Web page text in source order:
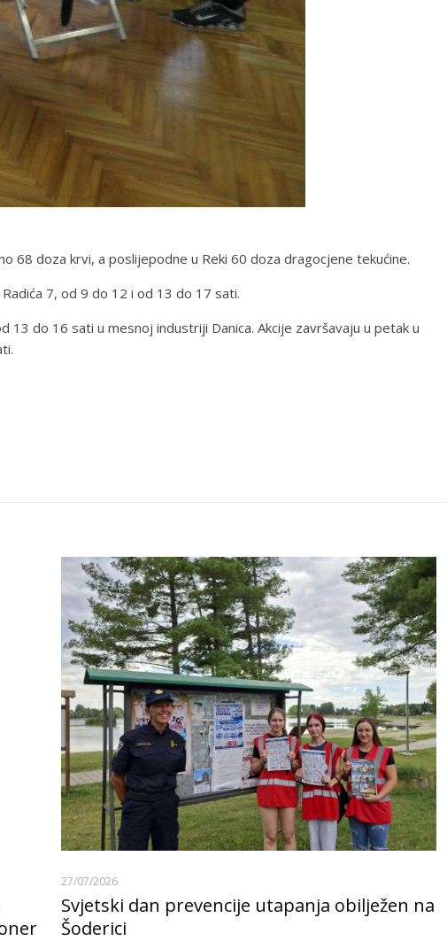
68 doza krvi, a poslijepodne u Reki 60 doza dragocjene tekućine.
7, od 9 do 12 i od 13 do 17 sati.
do 16 sati u mesnoj industriji Danica. Akcije završavaju u petak u
27/07/2026
Svjetski dan prevencije utapanja obilježen na
Šoderici